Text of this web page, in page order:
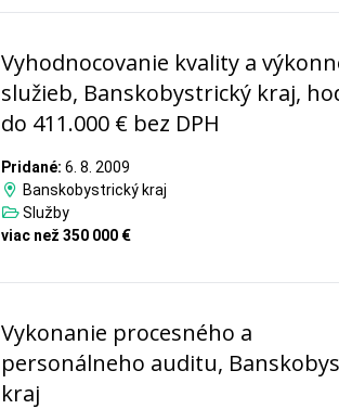
Vyhodnocovanie kvality a
služieb, Banskobystrický kraj,
do 411.000 € bez DPH
Pridané: 6. 8. 2009
Banskobystrický kraj
Služby
viac než 350 000 €
Vykonanie procesného a
personálneho auditu,
kraj